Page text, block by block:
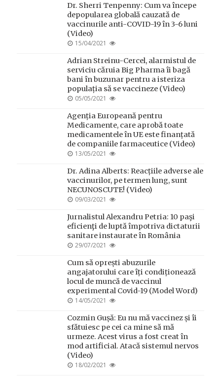
Dr. Sherri Tenpenny: Cum va începe
depopularea globală cauzată de
vaccinurile anti-COVID-19 în 3-6 luni
(Video)
POSTED
15/04/2021
Adrian Streinu-Cercel, alarmistul de
serviciu căruia Big Pharma îi bagă
bani în buzunar pentru a isteriza
populația să se vaccineze (Video)
POSTED
05/05/2021
Agenția Europeană pentru
Medicamente, care aprobă toate
medicamentele în UE este finanțată
de companiile farmaceutice (Video)
POSTED
13/05/2021
Dr. Adina Alberts: Reacțiile adverse ale
vaccinurilor, pe termen lung, sunt
NECUNOSCUTE! (Video)
POSTED
09/03/2021
Jurnalistul Alexandru Petria: 10 paşi
eficienţi de luptă împotriva dictaturii
sanitare instaurate în România
POSTED
29/07/2021
Cum să oprești abuzurile
angajatorului care îți condiționează
locul de muncă de vaccinul
experimental Covid-19 (Model Word)
POSTED
14/05/2021
Cozmin Gușă: Eu nu mă vaccinez și îi
sfătuiesc pe cei ca mine să mă
urmeze. Acest virus a fost creat în
mod artificial. Atacă sistemul nervos
(Video)
POSTED
18/02/2021